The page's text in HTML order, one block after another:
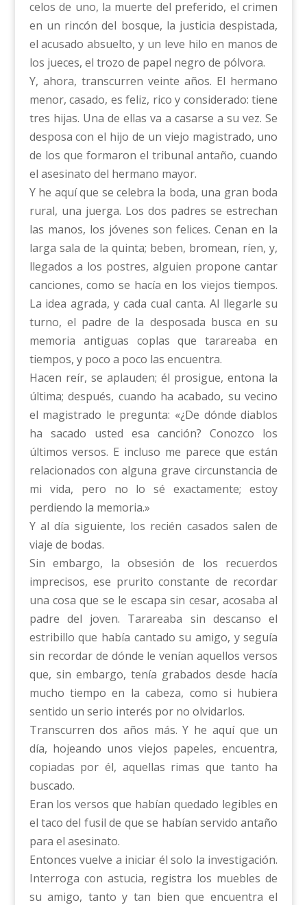
celos de uno, la muerte del preferido, el crimen
en un rincón del bosque, la justicia despistada,
el acusado absuelto, y un leve hilo en manos de
los jueces, el trozo de papel negro de pólvora.
Y, ahora, transcurren veinte años. El hermano
menor, casado, es feliz, rico y considerado: tiene
tres hijas. Una de ellas va a casarse a su vez. Se
desposa con el hijo de un viejo magistrado, uno
de los que formaron el tribunal antaño, cuando
el asesinato del hermano mayor.
Y he aquí que se celebra la boda, una gran boda
rural, una juerga. Los dos padres se estrechan
las manos, los jóvenes son felices. Cenan en la
larga sala de la quinta; beben, bromean, ríen, y,
llegados a los postres, alguien propone cantar
canciones, como se hacía en los viejos tiempos.
La idea agrada, y cada cual canta. Al llegarle su
turno, el padre de la desposada busca en su
memoria antiguas coplas que tarareaba en
tiempos, y poco a poco las encuentra.
Hacen reír, se aplauden; él prosigue, entona la
última; después, cuando ha acabado, su vecino
el magistrado le pregunta: «¿De dónde diablos
ha sacado usted esa canción? Conozco los
últimos versos. E incluso me parece que están
relacionados con alguna grave circunstancia de
mi vida, pero no lo sé exactamente; estoy
perdiendo la memoria.»
Y al día siguiente, los recién casados salen de
viaje de bodas.
Sin embargo, la obsesión de los recuerdos
imprecisos, ese prurito constante de recordar
una cosa que se le escapa sin cesar, acosaba al
padre del joven. Tarareaba sin descanso el
estribillo que había cantado su amigo, y seguía
sin recordar de dónde le venían aquellos versos
que, sin embargo, tenía grabados desde hacía
mucho tiempo en la cabeza, como si hubiera
sentido un serio interés por no olvidarlos.
Transcurren dos años más. Y he aquí que un
día, hojeando unos viejos papeles, encuentra,
copiadas por él, aquellas rimas que tanto ha
buscado.
Eran los versos que habían quedado legibles en
el taco del fusil de que se habían servido antaño
para el asesinato.
Entonces vuelve a iniciar él solo la investigación.
Interroga con astucia, registra los muebles de
su amigo, tanto y tan bien que encuentra el